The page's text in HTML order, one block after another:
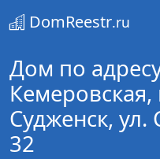
DomReestr.ru
Дом по
Судженск, ул.
32